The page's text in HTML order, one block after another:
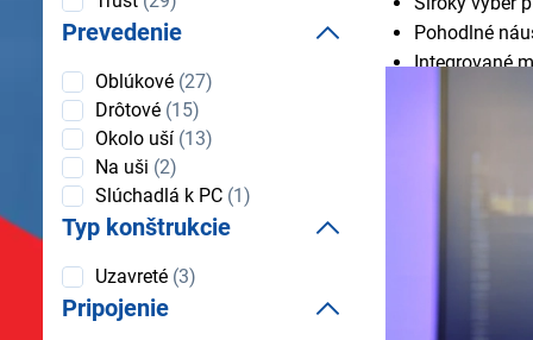
Pohodlné
Integrované
Skvelá
Dlhá
Prevedenie
Prevedenie
Oblúkové (27)
Drôtové (15)
Okolo uší (13)
Na uši (2)
Slúchadlá k PC (1)
Typ konštrukcie
Typ
konštrukcie
Uzavreté (3)
Pripojenie